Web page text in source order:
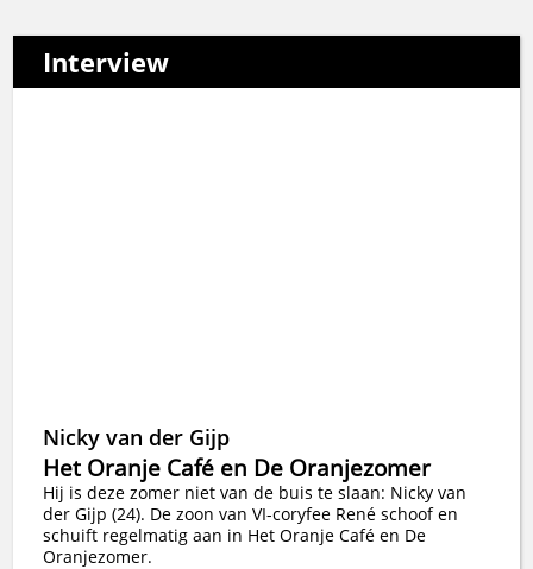
Interview
Nicky van der Gijp
Het Oranje Café en De Oranjezomer
Hij is deze zomer niet van de buis te slaan: Nicky van
der Gijp (24). De zoon van VI-coryfee René schoof en
schuift regelmatig aan in Het Oranje Café en De
Oranjezomer.